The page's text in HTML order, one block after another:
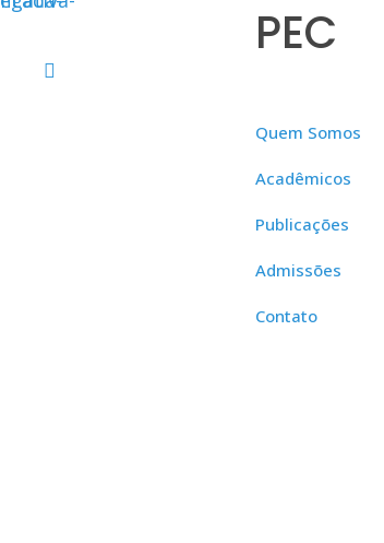
PEC
Quem Somos
Acadêmicos
Publicações
Admissões
Contato